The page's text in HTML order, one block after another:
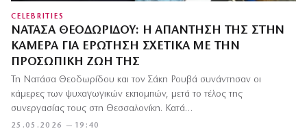
CELEBRITIES
ΝΑΤΆΣΑ ΘΕΟΔΩΡΊΔΟΥ: Η ΑΠΆΝΤΗΣΉ ΤΗΣ ΣΤΗΝ
ΚΆΜΕΡΑ ΓΙΑ ΕΡΏΤΗΣΗ ΣΧΕΤΙΚΆ ΜΕ ΤΗΝ
ΠΡΟΣΩΠΙΚΉ ΖΩΉ ΤΗΣ
25.05.2026 — 19:40
Τη Νατάσα Θεοδωρίδου και τον Σάκη Ρουβά συνάντησαν οι
κάμερες των ψυχαγωγικών εκπομπών, μετά το τέλος της
συνεργασίας τους στη Θεσσαλονίκη. Κατά…